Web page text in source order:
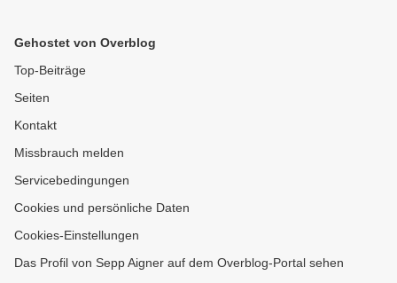
Gehostet von Overblog
Top-Beiträge
Seiten
Kontakt
Missbrauch melden
Servicebedingungen
Cookies und persönliche Daten
Cookies-Einstellungen
Das Profil von Sepp Aigner auf dem Overblog-Portal sehen